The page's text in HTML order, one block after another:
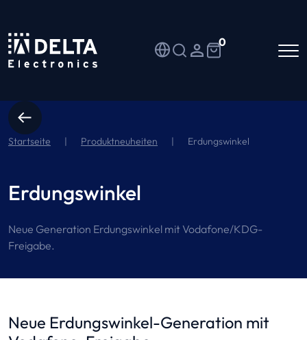
0
Startseite | Produktneuheiten | Erdungswinkel
Erdungswinkel
Neue Generation Erdungswinkel mit Vodafone/KDG-
Freigabe.
Neue Erdungswinkel-Generation mit